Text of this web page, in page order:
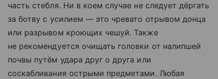
часть стебля. Ни в коем случае не следует дёргать
за ботву с усилием — это чревато отрывом донца
или разрывом кроющих чешуй. Также
не рекомендуется очищать головки от налипшей
почвы путём удара друг о друга или
соскабливания острыми предметами. Любая